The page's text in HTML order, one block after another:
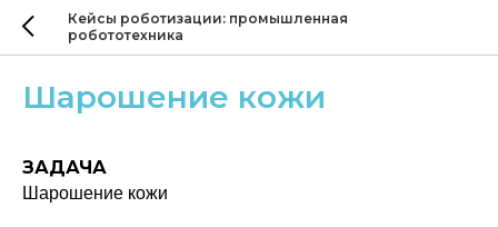
Кейсы роботизации: промышленная
робототехника
Шарошение кожи
ЗАДАЧА
Шарошение кожи